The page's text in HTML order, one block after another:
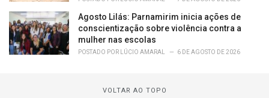
Agosto Lilás: Parnamirim inicia ações de
conscientização sobre violência contra a
mulher nas escolas
POSTADO POR LÚCIO AMARAL 6 DE AGOSTO DE 2026
VOLTAR AO TOPO